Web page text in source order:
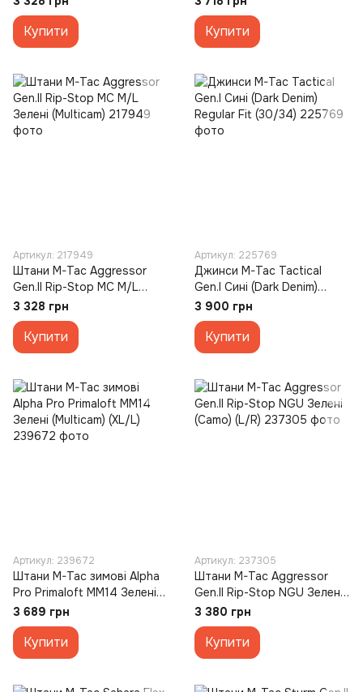
Купити Купити
Артикул: 217949
Штани M-Tac Aggressor
Gen.II Rip-Stop MC M/L
Зелені (Multicam)
3 328 грн
Купити
Артикул: 225769
Джинси M-Tac Tactical
Gen.I Сині (Dark Denim)
Regular Fit (30/34)
3 900 грн
Купити
Артикул: 239672
Штани M-Tac зимові Alpha
Pro Primaloft MM14 Зелені
(Multicam) (XL/L)
3 689 грн
Купити
Артикул: 237305
Штани M-Tac Aggressor
Gen.II Rip-Stop NGU Зелені
(Camo) (L/R)
3 380 грн
Купити